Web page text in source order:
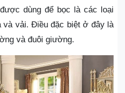
dùng để bọc là các loại
và vải. Điều đặc biệt ở đây là
và đuôi giường.